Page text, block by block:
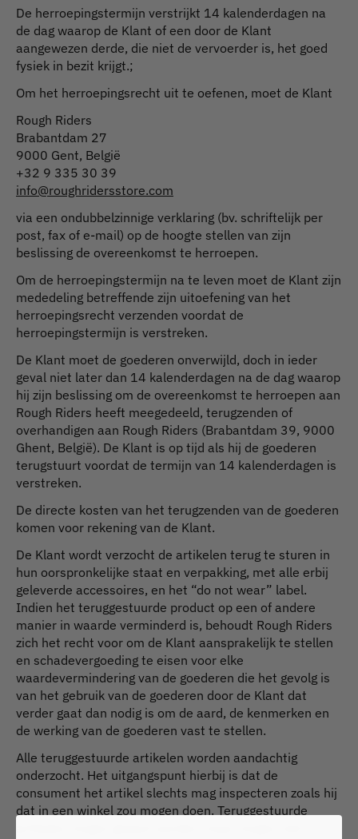
De herroepingstermijn verstrijkt 14 kalenderdagen na
de dag waarop de Klant of een door de Klant
aangewezen derde, die niet de vervoerder is, het goed
fysiek in bezit krijgt.;
Om het herroepingsrecht uit te oefenen, moet de Klant
Rough Riders
Brabantdam 27
9000 Gent, België
+32 9 335 30 39
info@roughridersstore.com
via een ondubbelzinnige verklaring (bv. schriftelijk per
post, fax of e-mail) op de hoogte stellen van zijn
beslissing de overeenkomst te herroepen.
Om de herroepingstermijn na te leven moet de Klant zijn
mededeling betreffende zijn uitoefening van het
herroepingsrecht verzenden voordat de
herroepingstermijn is verstreken.
De Klant moet de goederen onverwijld, doch in ieder
geval niet later dan 14 kalenderdagen na de dag waarop
hij zijn beslissing om de overeenkomst te herroepen aan
Rough Riders heeft meegedeeld, terugzenden of
overhandigen aan Rough Riders (Brabantdam 39, 9000
Ghent, België). De Klant is op tijd als hij de goederen
terugstuurt voordat de termijn van 14 kalenderdagen is
verstreken.
De directe kosten van het terugzenden van de goederen
komen voor rekening van de Klant.
De Klant wordt verzocht de artikelen terug te sturen in
hun oorspronkelijke staat en verpakking, met alle erbij
geleverde accessoires, en het “do not wear” label.
Indien het teruggestuurde product op een of andere
manier in waarde verminderd is, behoudt Rough Riders
zich het recht voor om de Klant aansprakelijk te stellen
en schadevergoeding te eisen voor elke
waardevermindering van de goederen die het gevolg is
van het gebruik van de goederen door de Klant dat
verder gaat dan nodig is om de aard, de kenmerken en
de werking van de goederen vast te stellen.
Alle teruggestuurde artikelen worden aandachtig
onderzocht. Het uitgangspunt hierbij is dat de
consument het artikel slechts mag inspecteren zoals hij
dat in een winkel zou mogen doen. Teruggestuurde